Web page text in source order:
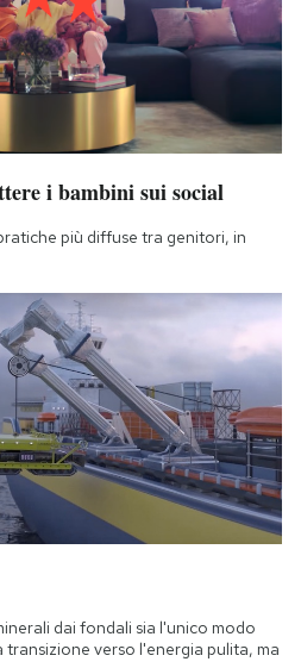
i bambini sui social
più diffuse tra genitori, in
dai fondali sia l'unico modo
transizione verso l'energia pulita, ma